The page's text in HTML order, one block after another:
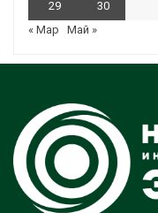
29
30
« Мар
Май »